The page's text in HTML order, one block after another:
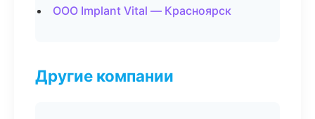
ООО Implant Vital — Красноярск
Другие компании